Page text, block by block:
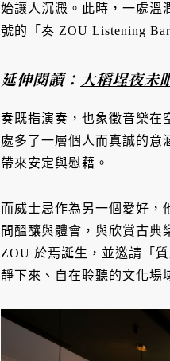
始讓人沉澱。此時，一處溫
號的「奏 ZOU Listening Bar
延伸閱讀： 大稻埕夜未
奏既指演奏，也象徵音樂在
處多了一層個人而真誠的意
帶來安定與慰藉。
而威士忌作為另一個愛好，
間醞釀與體會，與欣賞古典
ZOU 於焉誕生，並邀請「
靜下來、自在聆聽的文化場